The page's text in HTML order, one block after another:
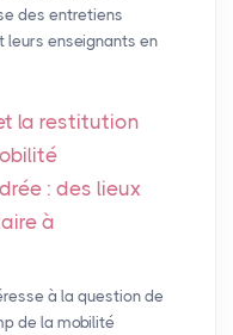
des entretiens
leurs enseignants en
la restitution
: des lieux
à
à la question de
de la mobilité